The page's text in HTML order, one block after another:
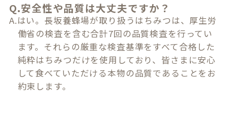
Q.安全性や品質は大丈夫ですか？
A.はい。長坂養蜂場が取り扱うはちみつは、厚生労
働省の検査を含む合計7回の品質検査を行ってい
ます。それらの厳重な検査基準をすべて合格した
純粋はちみつだけを使用しており、皆さまに安心
して食べていただける本物の品質であることをお
約束します。